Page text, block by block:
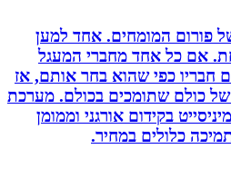
המומחים. אחד למען
כל אחד מחברי המעגל
כפי שהוא בחר אותם, אז
שתומכים בכולם. מערכת
בקידום אורגני וממומן
כלולים במחיר.